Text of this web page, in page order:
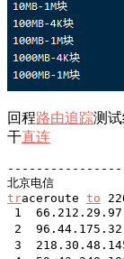
回程路由追踪测
干直连
traceroute to
1
2
3